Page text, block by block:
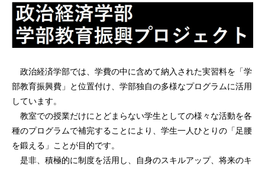
政治経済学部では、学費の中に含めて納入された実習料を「学
部教育振興費」と位置付け、学部独自の多様なプログラムに活用
しています。
教室での授業だけにとどまらない学生としての様々な活動を各
種のプログラムで補完することにより、学生一人ひとりの「足腰
を鍛える」ことが目的です。
是非、積極的に制度を活用し、自身のスキルアップ、将来のキ